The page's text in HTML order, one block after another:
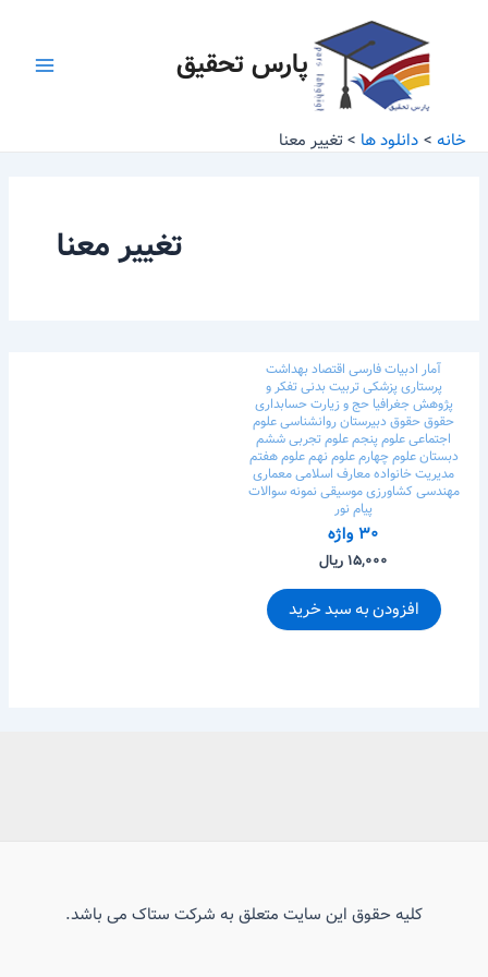
پارس تحقیق
خانه دانلود ها تغییر معنا
تغییر معنا
آمار ادبیات فارسی اقتصادبهداشت
پرستاریپزشکیتربیت بدنیتفکر و
پژوهشجغرافیاحج و زیارتحسابداری
حقوقحقوقدبیرستانروانشناسیعلوم
اجتماعیعلوم پنجمعلوم تجربی ششم
دبستانعلوم چهارمعلوم نهمعلوم هفتم
مدیریت خانوادهمعارف اسلامیمعماری
مهندسی کشاورزیموسیقینمونه سوالات
پیام نور
۳۰ واژه
۱۵,۰۰۰ ریال
افزودن به سبد خرید
کلیه حقوق این سایت متعلق به شرکت ستاک می باشد.